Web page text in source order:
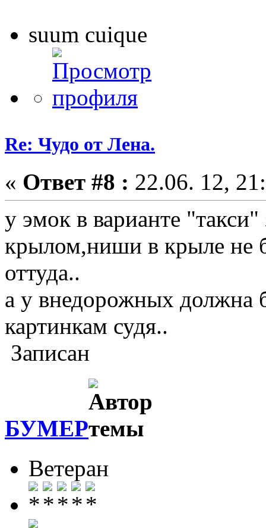
suum cuique
Re: Чудо от Лена.
« Ответ #8 : 22.06. 12,
у эмок в варианте
крылом,ниши в крыле не
оттуда..
а у внедорожных должна
картинкам судя..
Записан
БУМЕР
Ветеран